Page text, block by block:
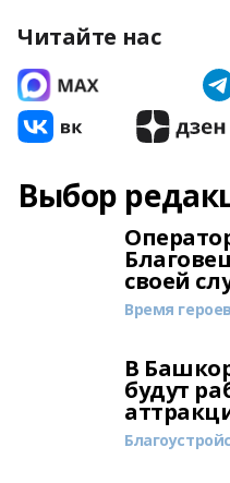
Читайте нас
Выбор
своей
Время героев
В
будут